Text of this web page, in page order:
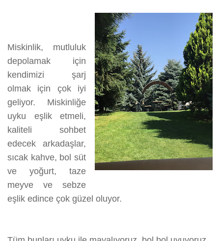
GÜN
üzerine
Miskinlik, mutluluk
depolamak için
kendimizi şarj
olmak için çok iyi
geliyor. Miskinliğe
uyku eşlik etmeli,
kaliteli sohbet
edecek arkadaşlar,
sıcak kahve, bol süt
ve yoğurt, taze
meyve ve sebze
eşlik edince çok güzel oluyor.